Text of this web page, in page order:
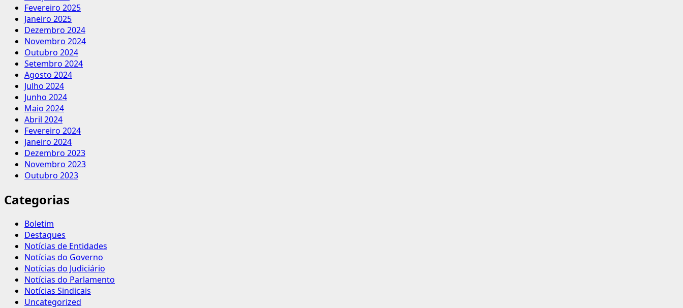
Fevereiro 2025
Janeiro 2025
Dezembro 2024
Novembro 2024
Outubro 2024
Setembro 2024
Agosto 2024
Julho 2024
Junho 2024
Maio 2024
Abril 2024
Fevereiro 2024
Janeiro 2024
Dezembro 2023
Novembro 2023
Outubro 2023
Categorias
Boletim
Destaques
Notícias de Entidades
Notícias do Governo
Notícias do Judiciário
Notícias do Parlamento
Notícias Sindicais
Uncategorized